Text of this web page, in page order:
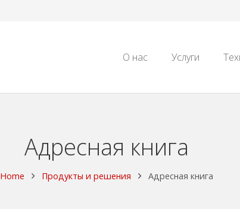
О нас Услуги
Адресная книга
Home Продукты и решения Адресная книга